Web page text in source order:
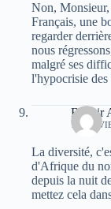
Non,
Français, une
regarder
nous
malgré ses
l'hypocrisie
Bachir
14
La diversité,
d'Afrique du
depuis la nuit
mettez cela